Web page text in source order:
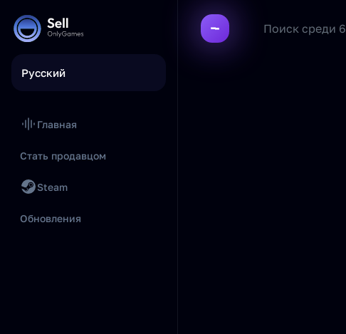
Русский
Главная
Стать продавцом
Steam
Обновления